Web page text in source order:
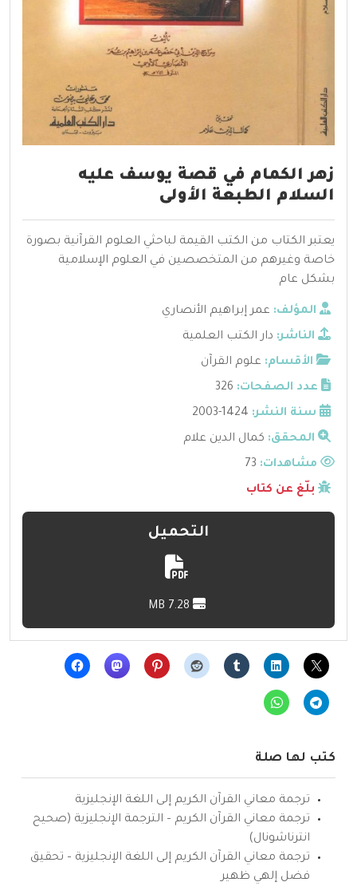
زهر الكمام في قصة يوسف عليه
السلام الطبعة الأولى
يعتبر الكتاب من الكتب القيمة لباحثي العلوم القرآنية بصورة
خاصة وغيرهم من المتخصصين في العلوم الإسلامية
بشكل عام
المؤلف: عمر إبراهيم الأنصاري
الناشر: دار الكتب العلمية
الأقسام: علوم القرآن
عدد الصفحات: 326
سنة النشر: 1424-2003
المحقق: كمال الدين علام
مشاهدات:
بلّغ عن كتاب
التحميل
كتب لها صلة
ترجمة معاني القرآن الكريم إلى اللغة الإنجليزية
ترجمة معاني القرآن الكريم – الترجمة الإنجليزية (صحيح
انترناشونال)
ترجمة معاني القرآن الكريم إلى اللغة الإنجليزية – تحقيق
فضل إلهي ظهير